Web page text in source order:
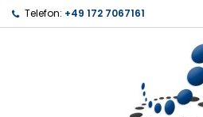
Telefon: +49 172 7067161